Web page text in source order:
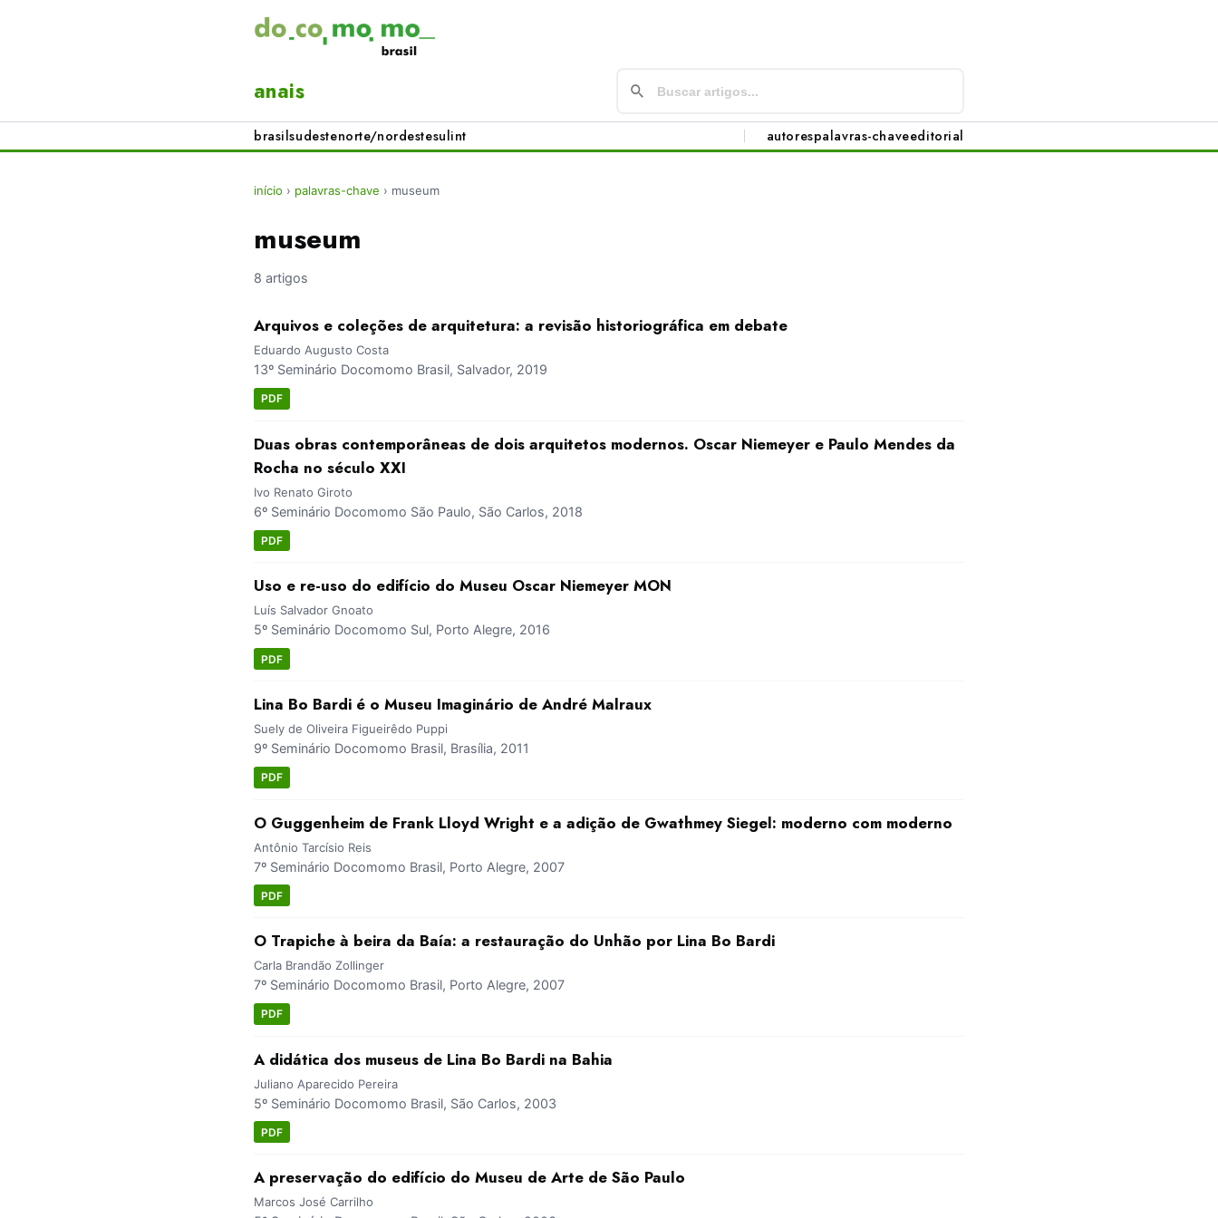
anais
brasilsudestenorte/nordestesulint autorespalavras-chaveeditorial
início › palavras-chave › museum
museum
8 artigos
Arquivos e coleções de arquitetura: a revisão historiográfica em debate
Eduardo Augusto Costa
13º Seminário Docomomo Brasil, Salvador, 2019
PDF
Duas obras contemporâneas de dois arquitetos modernos. Oscar Niemeyer e Paulo Mendes da
Rocha no século XXI
Ivo Renato Giroto
6º Seminário Docomomo São Paulo, São Carlos, 2018
PDF
Uso e re-uso do edifício do Museu Oscar Niemeyer MON
Luís Salvador Gnoato
5º Seminário Docomomo Sul, Porto Alegre, 2016
PDF
Lina Bo Bardi é o Museu Imaginário de André Malraux
Suely de Oliveira Figueirêdo Puppi
9º Seminário Docomomo Brasil, Brasília, 2011
PDF
O Guggenheim de Frank Lloyd Wright e a adição de Gwathmey Siegel: moderno com moderno
Antônio Tarcísio Reis
7º Seminário Docomomo Brasil, Porto Alegre, 2007
PDF
O Trapiche à beira da Baía: a restauração do Unhão por Lina Bo Bardi
Carla Brandão Zollinger
7º Seminário Docomomo Brasil, Porto Alegre, 2007
PDF
A didática dos museus de Lina Bo Bardi na Bahia
Juliano Aparecido Pereira
5º Seminário Docomomo Brasil, São Carlos, 2003
PDF
A preservação do edifício do Museu de Arte de São Paulo
Marcos José Carrilho